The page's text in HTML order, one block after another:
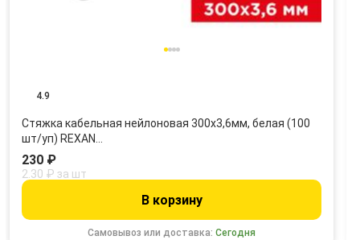
4.9
Стяжка кабельная нейлоновая 300x3,6мм, белая (100
шт/уп) REXAN…
Самовывоз или доставка:Сегодня
230 ₽
2.30 ₽ за шт
В корзину